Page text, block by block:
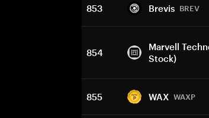
853 Brevis BREV
854
Marvell
Stock)
855 WAX WAXP